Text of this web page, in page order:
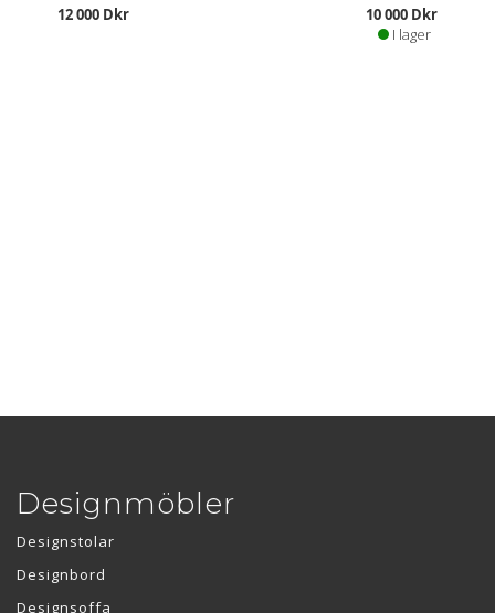
12 000 Dkr
10 000 Dkr
I lager
Designmöbler
Designstolar
Designbord
Designsoffa